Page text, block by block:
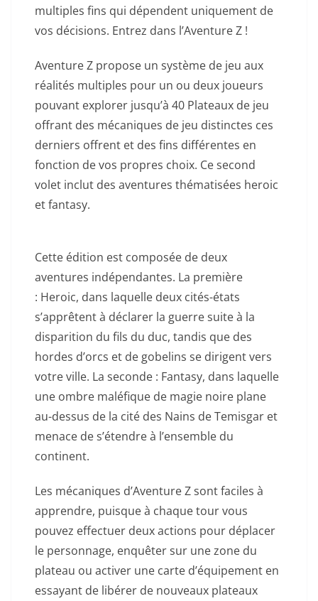
multiples fins qui dépendent uniquement de
vos décisions. Entrez dans l’Aventure Z !
Aventure Z propose un système de jeu aux
réalités multiples pour un ou deux joueurs
pouvant explorer jusqu’à 40 Plateaux de jeu
offrant des mécaniques de jeu distinctes ces
derniers offrent et des fins différentes en
fonction de vos propres choix. Ce second
volet inclut des aventures thématisées heroic
et fantasy.
Cette édition est composée de deux
aventures indépendantes. La première
: Heroic, dans laquelle deux cités-états
s’apprêtent à déclarer la guerre suite à la
disparition du fils du duc, tandis que des
hordes d’orcs et de gobelins se dirigent vers
votre ville. La seconde : Fantasy, dans laquelle
une ombre maléfique de magie noire plane
au-dessus de la cité des Nains de Temisgar et
menace de s’étendre à l’ensemble du
continent.
Les mécaniques d’Aventure Z sont faciles à
apprendre, puisque à chaque tour vous
pouvez effectuer deux actions pour déplacer
le personnage, enquêter sur une zone du
plateau ou activer une carte d’équipement en
essayant de libérer de nouveaux plateaux